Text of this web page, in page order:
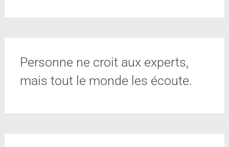
Personne ne croit aux experts,
mais tout le monde les écoute.